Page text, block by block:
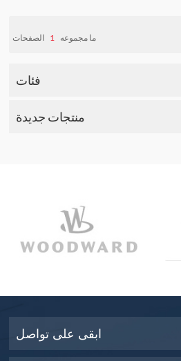
ما مجموعه 1 الصفحات
فئات
منتجات جديدة
ابقى على تواصل